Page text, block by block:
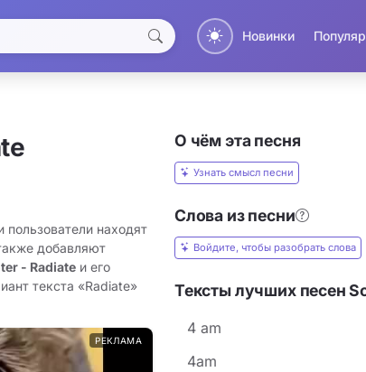
Новинки
находят
добавляют
- Radiate и его
текста «Radiate»
РЕКЛАМА
О чём эта песня
Узнать смысл песни
Слова из песни
Войдите, чтобы разобрать слова
Тексты лучших песен
4 am
4am